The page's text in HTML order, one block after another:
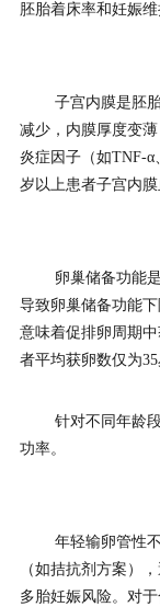
胚胎着床率和妊娠维
子宫内膜是胚
减少，内膜厚度变
炎症因子（如TNF-
岁以上患者子宫内
卵巢储备功能
导致卵巢储备功能
意味着促排卵周期
者平均获卵数仅为
针对不同年龄
功率。
年轻输卵管性
（如拮抗剂方案）
多胎妊娠风险。对